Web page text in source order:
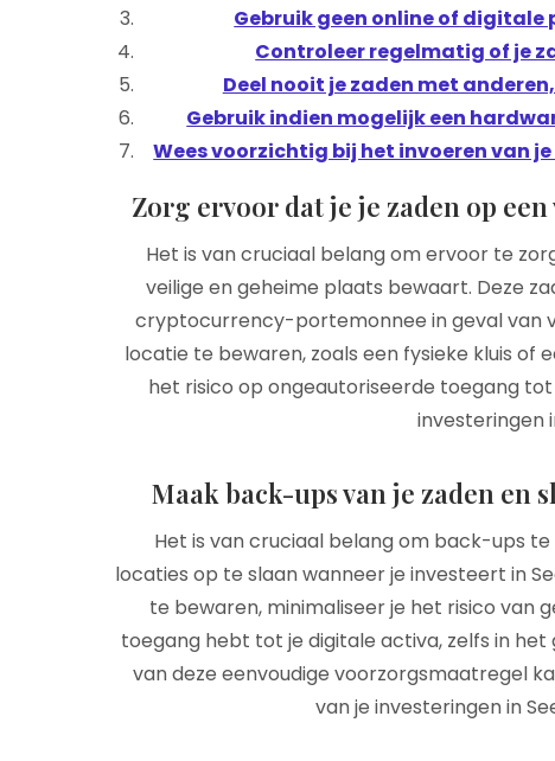
Gebruik geen online of digitale
Controleer regelmatig of je
Deel nooit je zaden met
Gebruik indien mogelijk een
Wees voorzichtig bij het invoeren van
Zorg ervoor dat je je zaden op
Het is van cruciaal belang om ervoor te
veilige en geheime plaats bewaart. Deze
cryptocurrency-portemonnee in geval van
locatie te bewaren, zoals een fysieke kluis of
het risico op ongeautoriseerde toegang
investeringen
Maak back-ups van je zaden en
Het is van cruciaal belang om back-ups
locaties op te slaan wanneer je investeert in
te bewaren, minimaliseer je het risico van
toegang hebt tot je digitale activa, zelfs in
van deze eenvoudige voorzorgsmaatregel
van je investeringen in